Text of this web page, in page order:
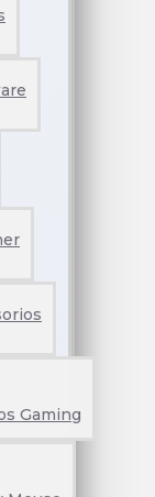
Gaming